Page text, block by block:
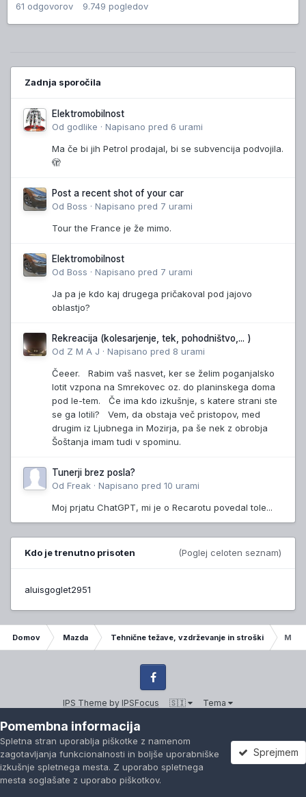
61 odgovorov 9.749 pogledov
Zadnja sporočila
Elektromobilnost
Od godlike · Napisano pred 6 urami
Ma če bi jih Petrol prodajal, bi se subvencija podvojila.
🫣
Post a recent shot of your car
Od Boss · Napisano pred 7 urami
Tour the France je že mimo.
Elektromobilnost
Od Boss · Napisano pred 7 urami
Ja pa je kdo kaj drugega pričakoval pod jajovo
oblastjo?
Rekreacija (kolesarjenje, tek, pohodništvo,... )
Od Z M A J · Napisano pred 8 urami
Čeeer. Rabim vaš nasvet, ker se želim poganjalsko
lotit vzpona na Smrekovec oz. do planinskega doma
pod le-tem. Če ima kdo izkušnje, s katere strani ste
se ga lotili? Vem, da obstaja več pristopov, med
drugim iz Ljubnega in Mozirja, pa še nek z obrobja
Šoštanja imam tudi v spominu.
Tunerji brez posla?
Od Freak · Napisano pred 10 urami
Moj prjatu ChatGPT, mi je o Recarotu povedal tole...
Kdo je trenutno prisoten (Poglej celoten seznam)
aluisgoglet2951
Domov Mazda Tehnične težave, vzdrževanje in stroški
IPS Theme by IPSFocus 🇸🇮
Tema
Facebook
© mazda-si.net
Powered by Invision Community
Pomembna informacija
Spletna stran uporablja piškotke z namenom
zagotavljanja funkcionalnosti in boljše uporabniške
izkušnje spletnega mesta. Z uporabo spletnega
mesta soglašate z uporabo piškotkov.
Sprejmem
Forumi Neprebrano Prijavi se